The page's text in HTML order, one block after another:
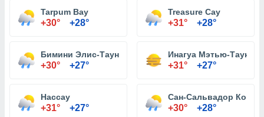
Tarpum Bay
+30° +28°
Treasure Cay
+31° +28°
Бимини Элис-Таун
+30° +27°
Инагуа Мэтью-Таун
+31° +27°
Нассау
+31° +27°
Сан-Сальвадор
+30° +28°